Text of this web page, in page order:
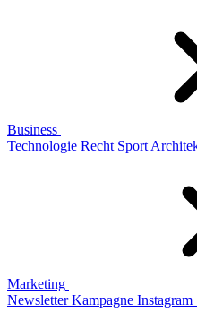
Business
Technologie Recht Sport
Marketing
Newsletter Kampagne Instagram